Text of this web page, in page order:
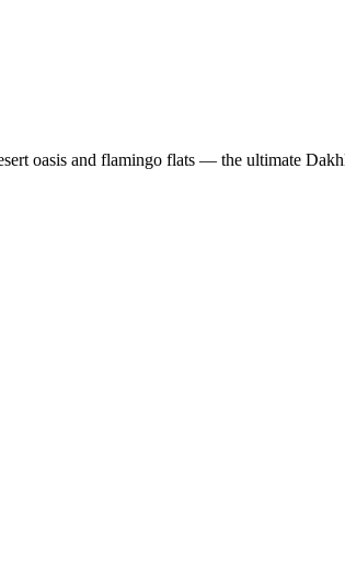
oasis and flamingo flats — the ultimate